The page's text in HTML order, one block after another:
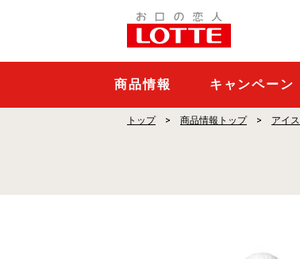
リ
シ
バ
商品情報 キャンペーン
トップ 商品情報トップ アイス